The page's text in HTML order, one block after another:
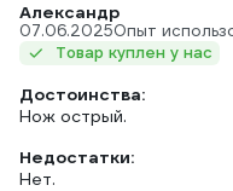
Александр
07.06.2025Опыт
Товар куплен у нас
Достоинства:
Нож острый.
Недостатки:
Нет.